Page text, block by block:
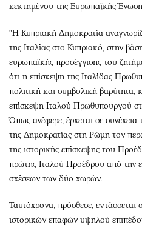
κεκτημένου της Ευρωπαϊκής
"Η Κυπριακή Δημοκρατία
της Ιταλίας στο Κυπριακό, στην
ευρωπαϊκής προσέγγισης του
ότι η επίσκεψη της Ιταλίδας
πολιτική και συμβολική βαρύτητα,
επίσκεψη Ιταλού Πρωθυπουργού
Όπως ανέφερε, έρχεται σε
της Δημοκρατίας στη Ρώμη τον
της ιστορικής επίσκεψης του
πρώτης Ιταλού Προέδρου από την
σχέσεων των δύο χωρών.
Ταυτόχρονα, πρόσθεσε, εντάσσεται
ιστορικών επαφών υψηλού